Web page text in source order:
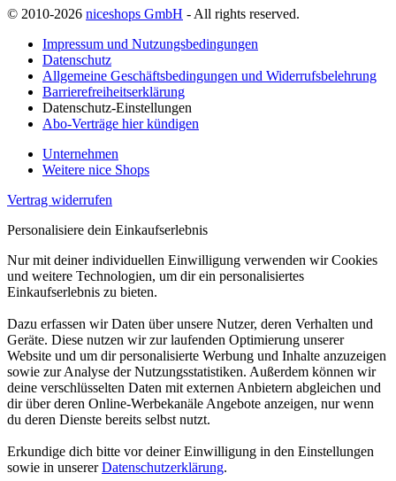
© 2010-2026 niceshops GmbH - All rights reserved.
Impressum und Nutzungsbedingungen
Datenschutz
Allgemeine Geschäftsbedingungen und Widerrufsbelehrung
Barrierefreiheitserklärung
Datenschutz-Einstellungen
Abo-Verträge hier kündigen
Unternehmen
Weitere nice Shops
Vertrag widerrufen
Personalisiere dein Einkaufserlebnis
Nur mit deiner individuellen Einwilligung verwenden wir Cookies
und weitere Technologien, um dir ein personalisiertes
Einkaufserlebnis zu bieten.
Dazu erfassen wir Daten über unsere Nutzer, deren Verhalten und
Geräte. Diese nutzen wir zur laufenden Optimierung unserer
Website und um dir personalisierte Werbung und Inhalte anzuzeigen
sowie zur Analyse der Nutzungsstatistiken. Außerdem können wir
deine verschlüsselten Daten mit externen Anbietern abgleichen und
dir über deren Online-Werbekanäle Angebote anzeigen, nur wenn
du deren Dienste bereits selbst nutzt.
Erkundige dich bitte vor deiner Einwilligung in den Einstellungen
sowie in unsererDatenschutzerklärung.